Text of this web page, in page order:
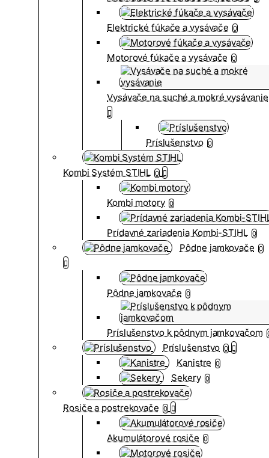
Elektrické fúkače a vysávače 0
Motorové fúkače a vysávače 0
Vysávače na suché a mokré vysávanie
Príslušenstvo 0
Kombi Systém STIHL 0
Kombi motory 0
Prídavné zariadenia Kombi-STIHL 0
Pôdne jamkovače 0
Pôdne jamkovače 0
Príslušenstvo k pôdnym jamkovačom
Príslušenstvo 0
Kanistre 0
Sekery 0
Rosiče a postrekovače 0
Akumulátorové rosiče 0